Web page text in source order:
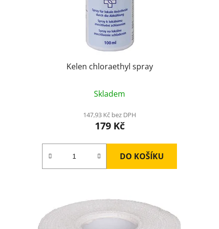
Kelen chloraethyl spray
Skladem
147,93 Kč bez DPH
179 Kč
DO KOŠÍKU